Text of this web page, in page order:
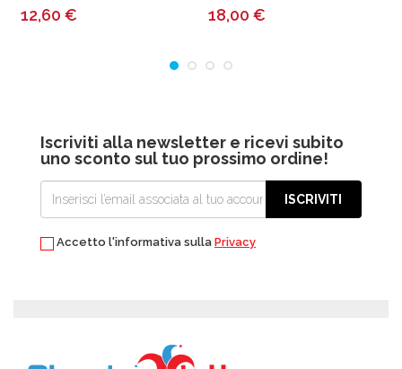
12,60 € 18,00 €
Iscriviti alla newsletter e ricevi subito
uno sconto sul tuo prossimo ordine!
ISCRIVITI
Accetto l'informativa sulla Privacy